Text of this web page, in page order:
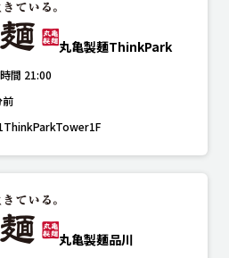
丸亀製麺ThinkPark
間 21:00
前
丸亀製麺品川